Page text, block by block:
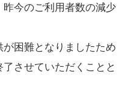
今のご利用者数の減少
困難となりましたため
させていただくことと